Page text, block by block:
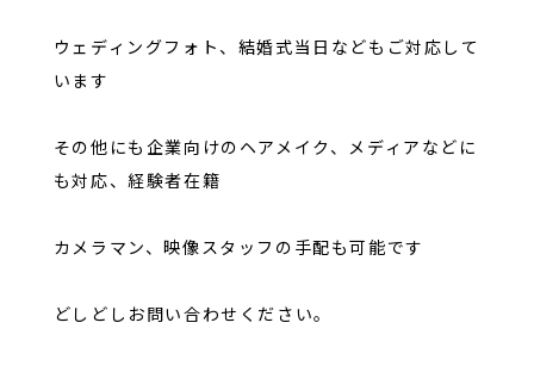
ウェディングフォト、結婚式当日などもご対応して
います
その他にも企業向けのヘアメイク、メディアなどに
も対応、経験者在籍
カメラマン、映像スタッフの手配も可能です
どしどしお問い合わせください。